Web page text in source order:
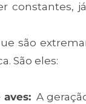
constantes,
são
São eles:
A